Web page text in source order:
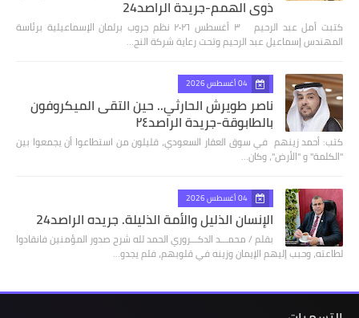
ذوي الهمم-جريدة الراصد24
كتبت أمل عبد الرحيم ٣ أغسطس ٢٠٢٦ نظم جروب برلمان الإسماعيلية برئاسة
المهندس إسماعيل عبد الرحيم وتحت رعاية شركة النج…
04 أغسطس 2026
ناصر طويرش الحارثي.. حين التقى الميكروفون
بالطابوقة-جريدة الراصد٢٤
كتب: أحمد زينهم في سوق العقار السعودي، قليلون من استطاعوا أن يجمعوا بين
"الكلمة" و "الأرض"، وكان…
04 أغسطس 2026
الإنسان الذليل والأمة الذليلة. جريده الراصد24
بقلم / محمـــد الدكـــروري الحمد لله شرح صدور المؤمنين فانقادوا
لطاعته، وحبب إليهم الإيمان وزينه في قلوبهم، فلم يجدو…